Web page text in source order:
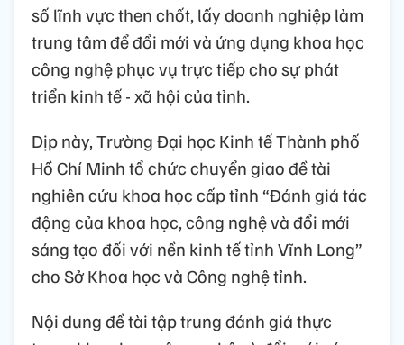
số lĩnh vực then chốt, lấy doanh nghiệp làm
trung tâm để đổi mới và ứng dụng khoa học
công nghệ phục vụ trực tiếp cho sự phát
triển kinh tế - xã hội của tỉnh.
Dịp này, Trường Đại học Kinh tế Thành phố
Hồ Chí Minh tổ chức chuyển giao đề tài
nghiên cứu khoa học cấp tỉnh “Đánh giá tác
động của khoa học, công nghệ và đổi mới
sáng tạo đối với nền kinh tế tỉnh Vĩnh Long”
cho Sở Khoa học và Công nghệ tỉnh.
Nội dung đề tài tập trung đánh giá thực